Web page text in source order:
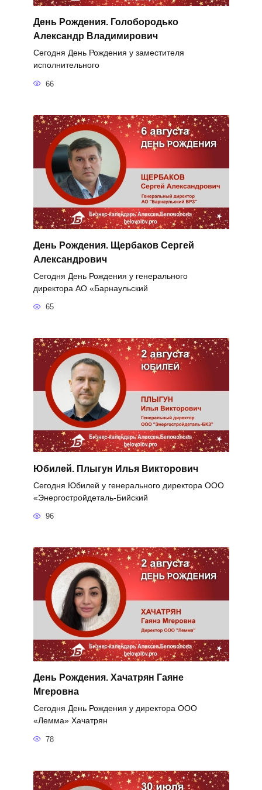
День Рождения. Голобородько
Александр Владимирович
Сегодня День Рождения у заместителя
исполнительного
66
День Рождения. Щербаков Сергей
Александрович
Сегодня День Рождения у генерального
директора АО «Барнаульский
65
Юбилей. Плыгун Илья Викторович
Сегодня Юбилей у генерального директора ООО
«Энергостройдеталь-Бийский
96
День Рождения. Хачатрян Гаяне
Мгеровна
Сегодня День Рождения у директора ООО
«Лемма» Хачатрян
78